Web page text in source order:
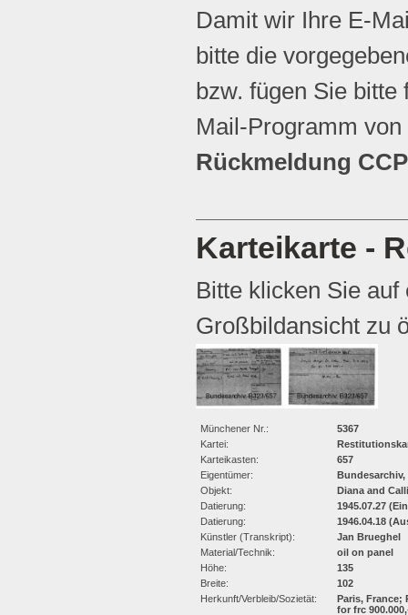
Damit wir Ihre E-
bitte die
bzw. fügen Sie
Mail-Programm
Rückmeldung
Karteikarte -
Bitte klicken Sie
Großbildansicht zu
Münchener Nr.:
5367
Kartei:
Karteikasten:
657
Eigentümer:
Bundesarchiv,
Objekt:
Diana and
Datierung:
1945.07.27
Datierung:
1946.04.18
Künstler (Transkript):
Jan Brueghel
Material/Technik:
oil on panel
Höhe:
135
Breite:
102
Herkunft/Verbleib/Sozietät:
Paris, France;
for frc